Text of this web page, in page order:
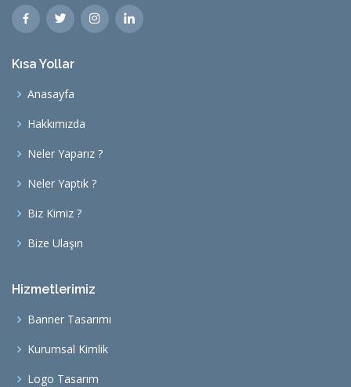
Kısa Yollar
Anasayfa
Hakkımızda
Neler Yaparız ?
Neler Yaptık ?
Biz Kimiz ?
Bize Ulaşın
Hizmetlerimiz
Banner Tasarımı
Kurumsal Kimlik
Logo Tasarım